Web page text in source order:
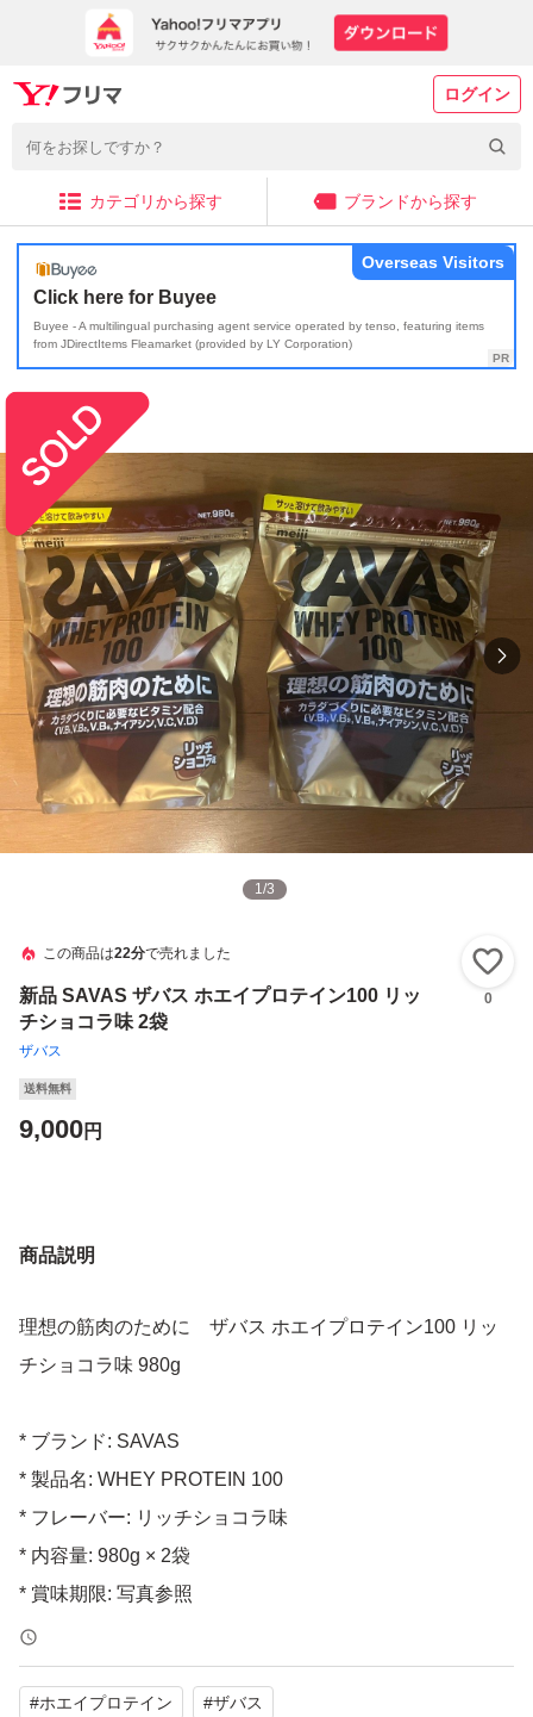
ログイン
カテゴリから探す ブランドから探す
Click here for Buyee
Buyee - A multilingual purchasing agent service operated by tenso, featuring items
from JDirectItems Fleamarket (provided by LY Corporation)
Overseas Visitors
1/3
この商品は22分で売れました
新品 SAVAS ザバス ホエイプロテイン100 リッ
チショコラ味 2袋
ザバス
0
送料無料
9,000円
商品説明
理想の筋肉のために ザバス ホエイプロテイン100 リッ
チショコラ味 980g
* ブランド: SAVAS
* 製品名: WHEY PROTEIN 100
* フレーバー: リッチショコラ味
* 内容量: 980g × 2袋
* 賞味期限: 写真参照
*
新品未開封ですが、自宅保管のためご理解いただける方の
みお願いいたします。
#ホエイプロテイン #ザバス